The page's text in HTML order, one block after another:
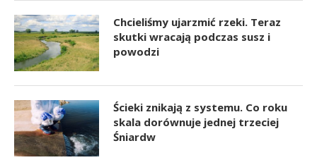
Chcieliśmy ujarzmić rzeki. Teraz
skutki wracają podczas susz i
powodzi
Ścieki znikają z systemu. Co roku
skala dorównuje jednej trzeciej
Śniardw